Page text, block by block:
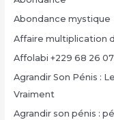
Abondance mystique
Affaire multiplication
Affolabi +229 68 26
Agrandir Son Pénis :
Vraiment
Agrandir son pénis :